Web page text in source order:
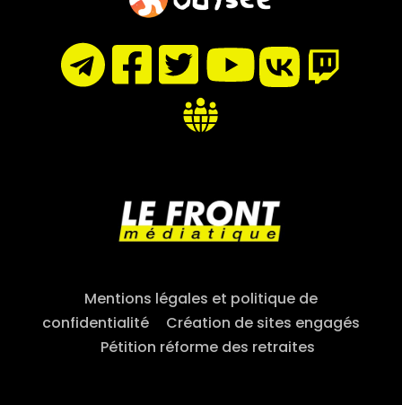
Mentions légales et politique de
confidentialité– Création de sites engagés
Pétition réforme des retraites